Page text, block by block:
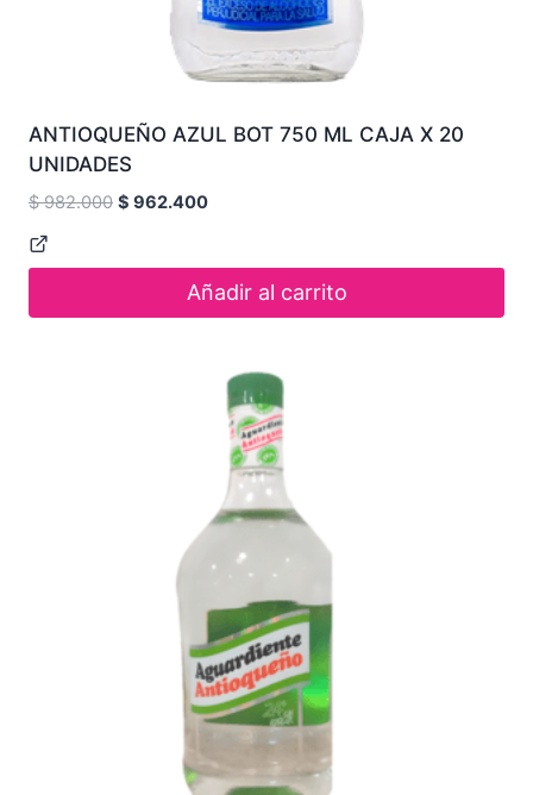
ANTIOQUEÑO AZUL BOT 750 ML CAJA X 20
UNIDADES
$982.000 Original
$ 982.000.
$ 962.400Current
$ 962.400.
Añadir al carrito